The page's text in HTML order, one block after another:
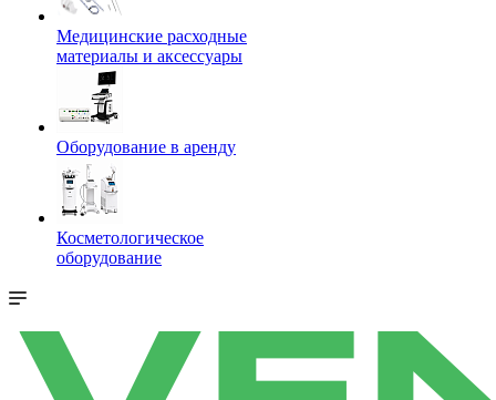
Медицинские расходные
материалы и аксессуары
Оборудование в аренду
Косметологическое
оборудование